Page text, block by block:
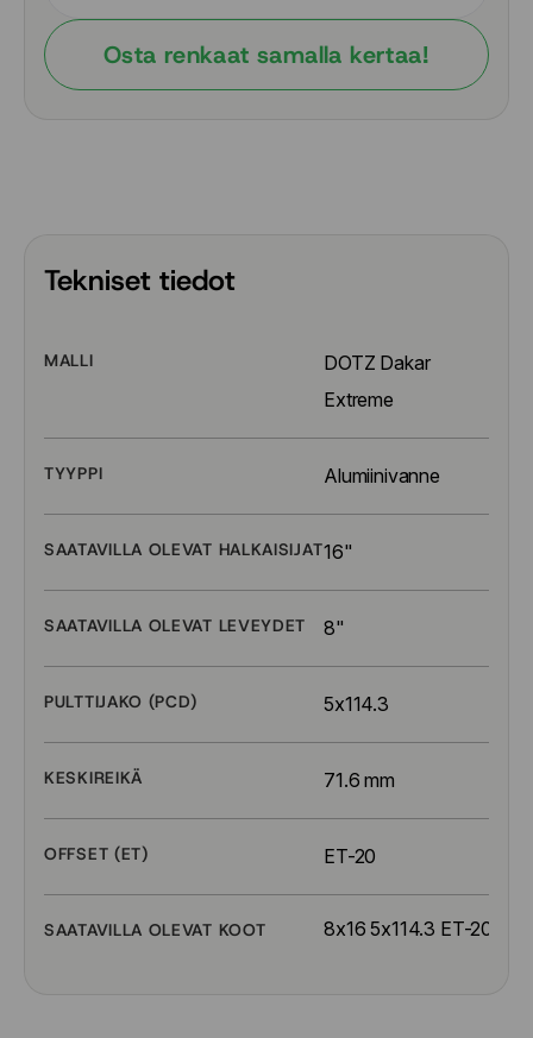
Osta renkaat samalla kertaa!
Tekniset tiedot
MALLI
DOTZ Dakar
Extreme
TYYPPI Alumiinivanne
SAATAVILLA OLEVAT HALKAISIJAT16"
SAATAVILLA OLEVAT LEVEYDET 8"
PULTTIJAKO (PCD) 5x114.3
KESKIREIKÄ 71.6 mm
OFFSET (ET) ET-20
SAATAVILLA OLEVAT KOOT 8x16 5x114.3 ET-20